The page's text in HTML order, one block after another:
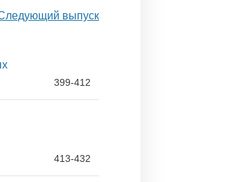
выпуск
399-412
413-432